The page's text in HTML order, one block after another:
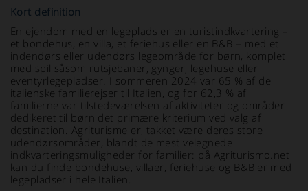
Kort definition
En ejendom med en legeplads er en turistindkvartering –
et bondehus, en villa, et feriehus eller en B&B – med et
indendørs eller udendørs legeområde for børn, komplet
med spil såsom rutsjebaner, gynger, legehuse eller
eventyrlegepladser. I sommeren 2024 var 65 % af de
italienske familierejser til Italien, og for 62,3 % af
familierne var tilstedeværelsen af aktiviteter og områder
dedikeret til børn det primære kriterium ved valg af
destination. Agriturisme er, takket være deres store
udendørsområder, blandt de mest velegnede
indkvarteringsmuligheder for familier: på Agriturismo.net
kan du finde bondehuse, villaer, feriehuse og B&B'er med
legepladser i hele Italien.